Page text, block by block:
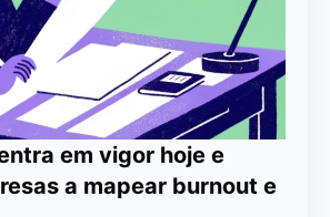
em vigor hoje e
a mapear burnout e